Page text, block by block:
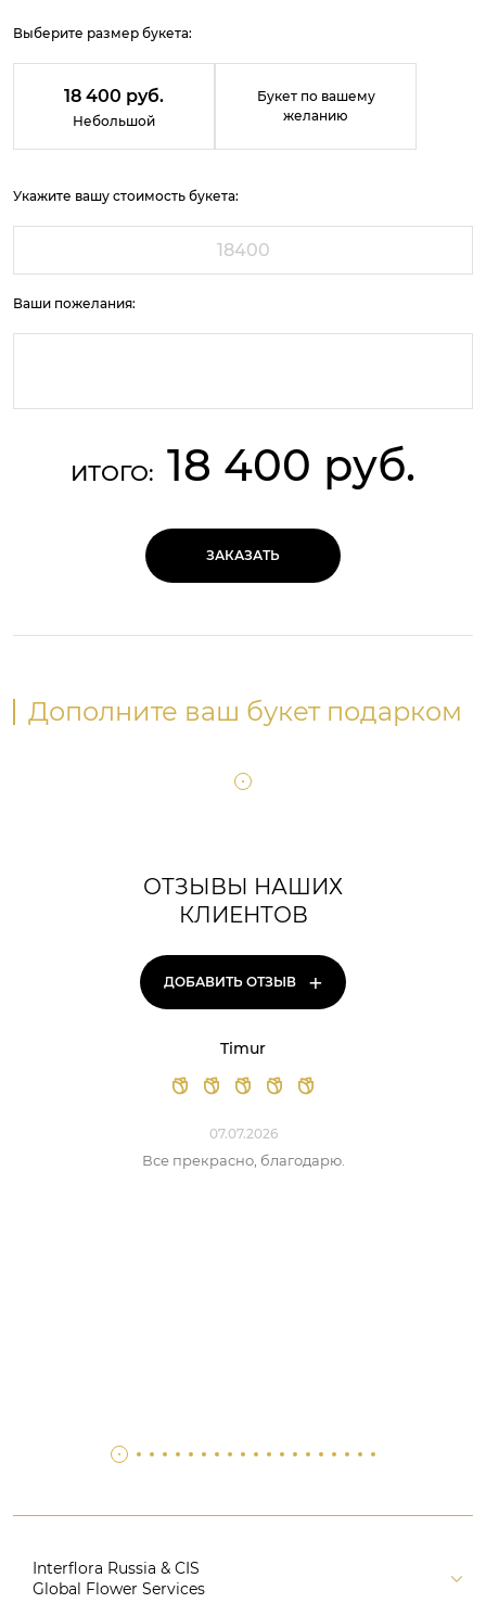
Выберите размер букета:
18 400 руб.
Небольшой
Букет по вашему
желанию
Укажите вашу стоимость букета:
Ваши пожелания:
ИТОГО: 18 400 руб.
ЗАКАЗАТЬ
Дополните ваш букет подарком
ОТЗЫВЫ НАШИХ
КЛИЕНТОВ
ДОБАВИТЬ ОТЗЫВ +
Timur
07.07.2026
Все прекрасно, благодарю.
Interflora Russia & CIS
Global Flower Services